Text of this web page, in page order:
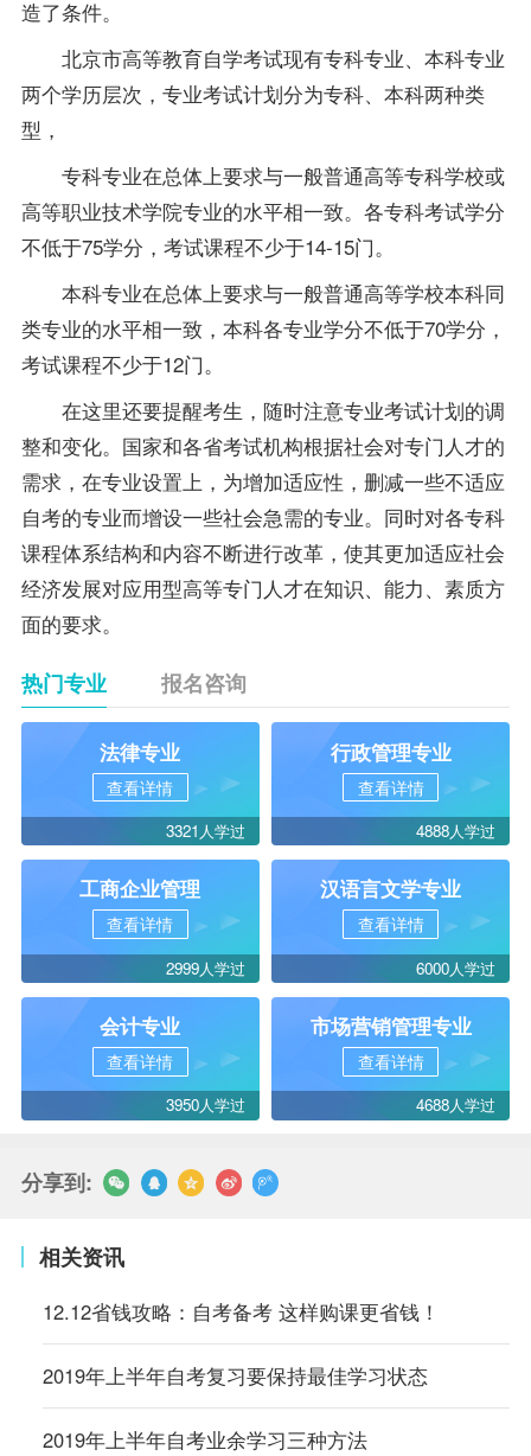
造了条件。
北京市高等教育自学考试现有专科专业、本科专业
两个学历层次，专业考试计划分为专科、本科两种类
型，
专科专业在总体上要求与一般普通高等专科学校或
高等职业技术学院专业的水平相一致。各专科考试学分
不低于75学分，考试课程不少于14-15门。
本科专业在总体上要求与一般普通高等学校本科同
类专业的水平相一致，本科各专业学分不低于70学分，
考试课程不少于12门。
在这里还要提醒考生，随时注意专业考试计划的调
整和变化。国家和各省考试机构根据社会对专门人才的
需求，在专业设置上，为增加适应性，删减一些不适应
自考的专业而增设一些社会急需的专业。同时对各专科
课程体系结构和内容不断进行改革，使其更加适应社会
经济发展对应用型高等专门人才在知识、能力、素质方
面的要求。
热门专业 报名咨询
法律专业
查看详情
3321人学过
行政管理专业
查看详情
4888人学过
工商企业管理
查看详情
2999人学过
汉语言文学专业
查看详情
6000人学过
会计专业
查看详情
3950人学过
市场营销管理专业
查看详情
4688人学过
分享到:
相关资讯
12.12省钱攻略：自考备考 这样购课更省钱！
2019年上半年自考复习要保持最佳学习状态
2019年上半年自考业余学习三种方法